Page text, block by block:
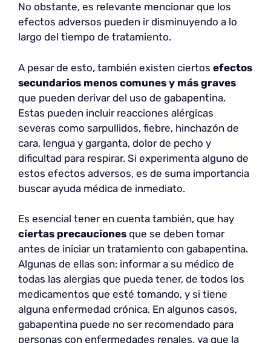
No obstante, es relevante mencionar que los
efectos adversos pueden ir disminuyendo a lo
largo del tiempo de tratamiento.
A pesar de esto, también existen ciertos efectos
secundarios menos comunes y más graves
que pueden derivar del uso de gabapentina.
Estas pueden incluir reacciones alérgicas
severas como sarpullidos, fiebre, hinchazón de
cara, lengua y garganta, dolor de pecho y
dificultad para respirar. Si experimenta alguno de
estos efectos adversos, es de suma importancia
buscar ayuda médica de inmediato.
Es esencial tener en cuenta también, que hay
ciertas precauciones que se deben tomar
antes de iniciar un tratamiento con gabapentina.
Algunas de ellas son: informar a su médico de
todas las alergias que pueda tener, de todos los
medicamentos que esté tomando, y si tiene
alguna enfermedad crónica. En algunos casos,
gabapentina puede no ser recomendado para
personas con enfermedades renales, ya que la